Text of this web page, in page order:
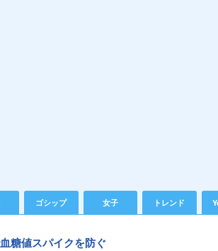
ゴシップ 女子 トレンド
糖値スパイクを防ぐ